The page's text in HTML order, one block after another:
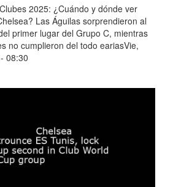
2025: ¿Cuándo y dónde ver
Las Águilas sorprendieron al
primer lugar del Grupo C, mientras
no cumplieron del todo eariasVie,
08:30